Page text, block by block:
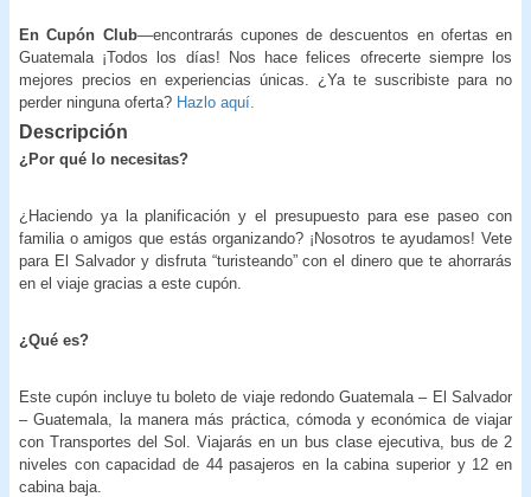
En Cupón Club—encontrarás cupones de descuentos en ofertas en
Guatemala ¡Todos los días! Nos hace felices ofrecerte siempre los
mejores precios en experiencias únicas. ¿Ya te suscribiste para no
perder ninguna oferta? Hazlo aquí.
Descripción
¿Por qué lo necesitas?
¿Haciendo ya la planificación y el presupuesto para ese paseo con
familia o amigos que estás organizando? ¡Nosotros te ayudamos! Vete
para El Salvador y disfruta “turisteando” con el dinero que te ahorrarás
en el viaje gracias a este cupón.
¿Qué es?
Este cupón incluye tu boleto de viaje redondo Guatemala – El Salvador
– Guatemala, la manera más práctica, cómoda y económica de viajar
con Transportes del Sol. Viajarás en un bus clase ejecutiva, bus de 2
niveles con capacidad de 44 pasajeros en la cabina superior y 12 en
cabina baja.